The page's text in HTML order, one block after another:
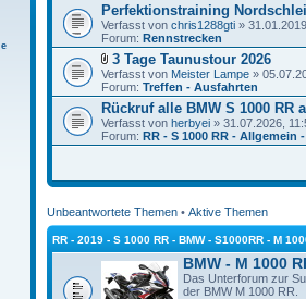
Perfektionstraining
Verfasst von chris1288gti »
Forum: Rennstrecken
3 Tage Taunustour 2026
Verfasst von Meister Lampe »
Forum: Treffen - Ausfahrten
Rückruf alle BMW S 1000 RR
Verfasst von herbyei » 31.07.2026,
Forum: RR - S 1000 RR - Allgemein
Unbeantwortete Themen • Aktive Themen
RR - 2019 - S 1000 RR - BMW - S1000RR - M
BMW - M 1000
Das Unterforum zur
der BMW M 1000 RR.